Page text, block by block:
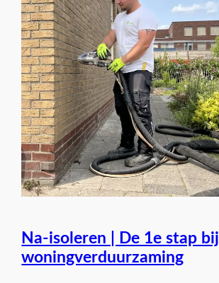
Na-isoleren | De 1e stap bij
woningverduurzaming